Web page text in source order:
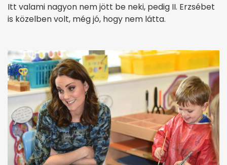
Itt valami nagyon nem jött be neki, pedig II. Erzsébet
is közelben volt, még jó, hogy nem látta.